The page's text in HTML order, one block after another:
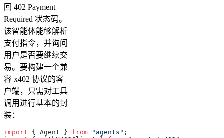
回 402 Payment
Required 状态码。
该智能体能够解析
支付指令，并询问
用户是否要继续交
易。要构建一个兼
容 x402 协议的客
户端，只需对工具
调用进行基本的封
装：
import { Agent } from "agents" ;